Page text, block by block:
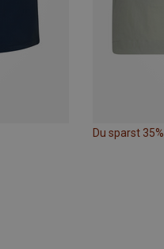
Du sparst 35%